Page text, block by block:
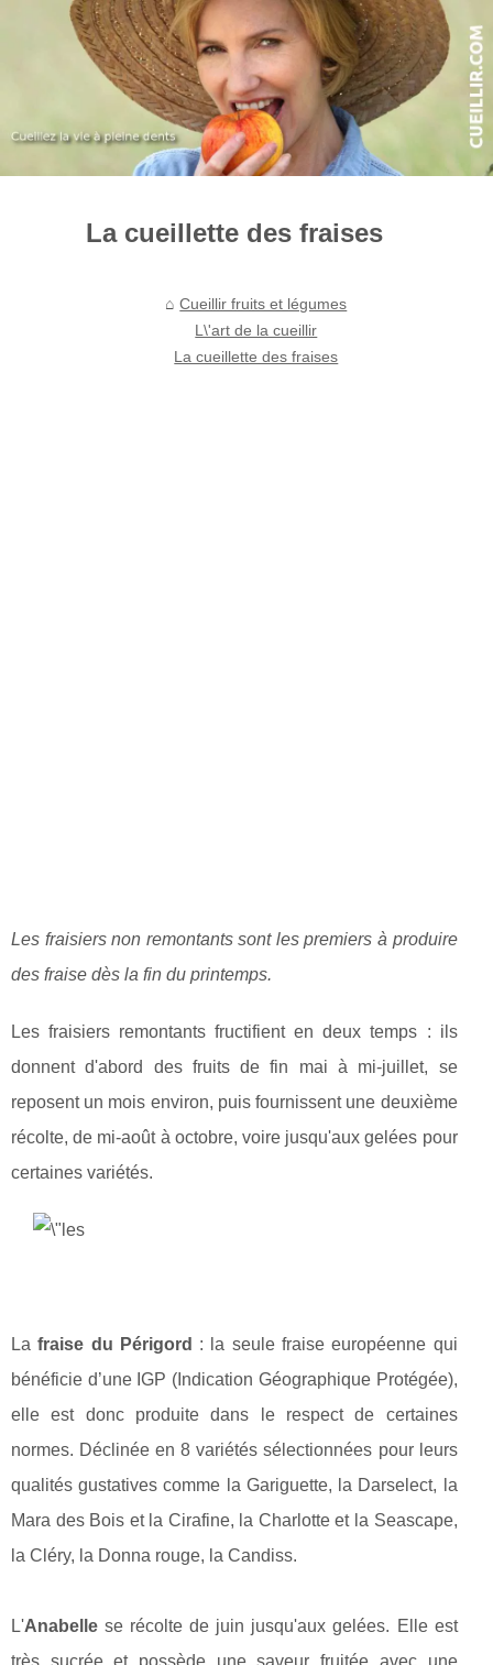
La cueillette des fraises
Cueillir fruits et légumes
L\'art de la cueillir
La cueillette des fraises
Les fraisiers non remontants sont les premiers à produire
des fraise dès la fin du printemps.
Les fraisiers remontants fructifient en deux temps : ils
donnent d'abord des fruits de fin mai à mi-juillet, se
reposent un mois environ, puis fournissent une deuxième
récolte, de mi-août à octobre, voire jusqu'aux gelées pour
certaines variétés.
Lafraise du Périgord : la seule fraise européenne qui
bénéficie d’une IGP (Indication Géographique Protégée),
elle est donc produite dans le respect de certaines
normes. Déclinée en 8 variétés sélectionnées pour leurs
qualités gustatives comme la Gariguette, la Darselect, la
Mara des Bois et la Cirafine, la Charlotte et la Seascape,
la Cléry, la Donna rouge, la Candiss.
L'Anabelle se récolte de juin jusqu'aux gelées. Elle est